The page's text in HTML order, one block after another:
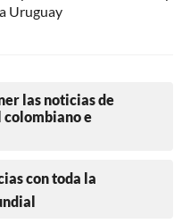
Uruguay
las noticias de
colombiano e
con toda la